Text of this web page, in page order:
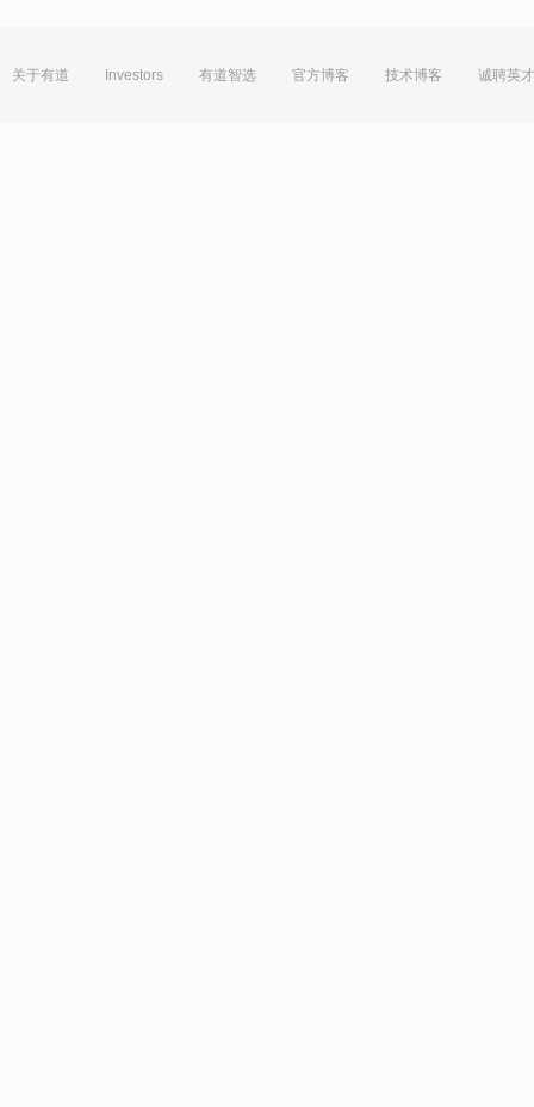
关于有道 Investors 有道智选 官方博客 技术博客 诚聘英才